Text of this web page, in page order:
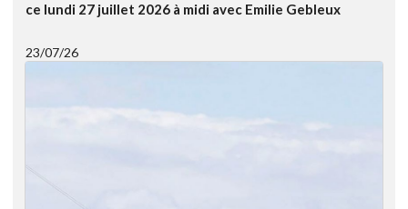
ce lundi 27 juillet 2026 à midi avec Emilie Gebleux
23/07/26